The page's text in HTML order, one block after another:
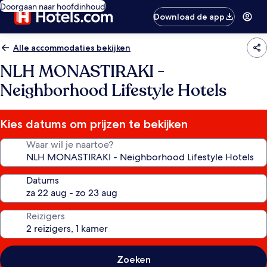
Doorgaan naar hoofdinhoud
Download de app
Alle accommodaties bekijken
NLH MONASTIRAKI -
Neighborhood Lifestyle Hotels
Kies datums om prijzen te bekijken
Waar wil je naartoe?
Datums
Reizigers
Zoeken